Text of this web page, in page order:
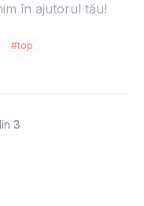
în ajutorul tău!
#top
3